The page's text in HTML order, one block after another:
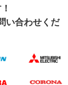
い合わせくだ